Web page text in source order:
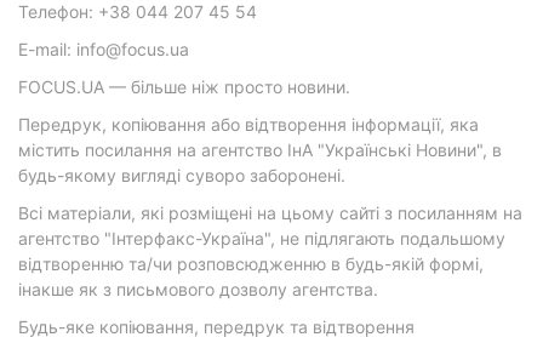
Телефон: +38 044 207 45 54
E-mail: info@focus.ua
FOCUS.UA — більше ніж просто новини.
Передрук, копіювання або відтворення інформації, яка
містить посилання на агентство ІнА "Українські Новини", в
будь-якому вигляді суворо заборонені.
Всі матеріали, які розміщені на цьому сайті з посиланням на
агентство "Інтерфакс-Україна", не підлягають подальшому
відтворенню та/чи розповсюдженню в будь-якій формі,
інакше як з письмового дозволу агентства.
Будь-яке копіювання, передрук та відтворення